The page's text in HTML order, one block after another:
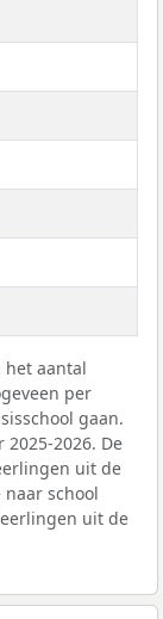
het aantal
per
gaan.
2026. De
uit de
school
uit de